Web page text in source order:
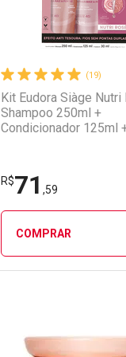
(19)
Kit Eudora Siàge Nutri
Shampoo 250ml +
Condicionador 125ml
R$71 ,59
COMPRAR
Laboratório
Por Menos